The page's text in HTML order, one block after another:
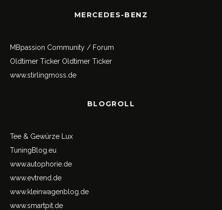
MERCEDES-BENZ
MBpassion Community / Forum
Oldtimer Ticker Oldtimer Ticker
www.stirlingmoss.de
BLOGROLL
Tee & Gewürze Lux
TuningBlog.eu
www.autophorie.de
www.evtrend.de
www.kleinwagenblog.de
www.smartpit.de